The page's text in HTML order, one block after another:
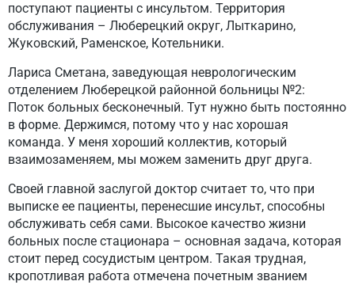
поступают пациенты с инсультом. Территория
обслуживания – Люберецкий округ, Лыткарино,
Жуковский, Раменское, Котельники.
Лариса Сметана, заведующая неврологическим
отделением Люберецкой районной больницы №2:
Поток больных бесконечный. Тут нужно быть постоянно
в форме. Держимся, потому что у нас хорошая
команда. У меня хороший коллектив, который
взаимозаменяем, мы можем заменить друг друга.
Своей главной заслугой доктор считает то, что при
выписке ее пациенты, перенесшие инсульт, способны
обслуживать себя сами. Высокое качество жизни
больных после стационара – основная задача, которая
стоит перед сосудистым центром. Такая трудная,
кропотливая работа отмечена почетным званием